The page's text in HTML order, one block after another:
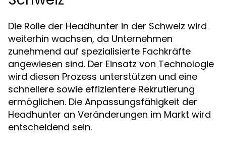
Die Rolle der Headhunter in der Schweiz wird
weiterhin wachsen, da Unternehmen
zunehmend auf spezialisierte Fachkräfte
angewiesen sind. Der Einsatz von Technologie
wird diesen Prozess unterstützen und eine
schnellere sowie effizientere Rekrutierung
ermöglichen. Die Anpassungsfähigkeit der
Headhunter an Veränderungen im Markt wird
entscheidend sein.